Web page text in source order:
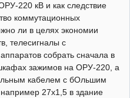
220 кВ и как следствие
коммутационных
ли в целях экономии
телесигналы с
собрать сначала в
зажимов на ОРУ-220, а
кабелем с бОльшим
27х1,5 в здание